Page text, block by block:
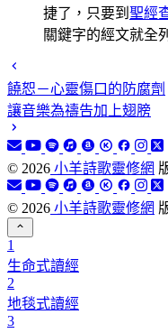
捷了，只要到 聖經
關鍵字的經文就全
饒恕－心靈傷口的防腐劑
讓音樂為禱告加上翅膀
© 2026 小羊詩歌靈修網
© 2026 小羊詩歌靈修網
1
生命式讀經
2
地毯式讀經
3